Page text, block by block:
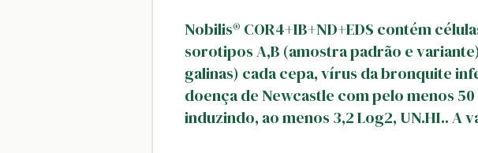
Nobilis® COR4+IB+ND+EDS contém
sorotipos A,B (amostra padrão e
galinas) cada cepa, vírus da bronquite
doença de Newcastle com pelo menos
induzindo, ao menos 3,2 Log2, UN.HI.. A